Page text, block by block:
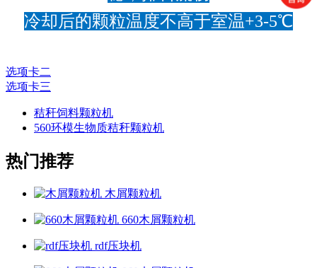
冷却后的颗粒温度不高于室温+3-5℃
选项卡二
选项卡三
秸秆饲料颗粒机
560环模生物质秸秆颗粒机
热门推荐
木屑颗粒机
660木屑颗粒机
rdf压块机